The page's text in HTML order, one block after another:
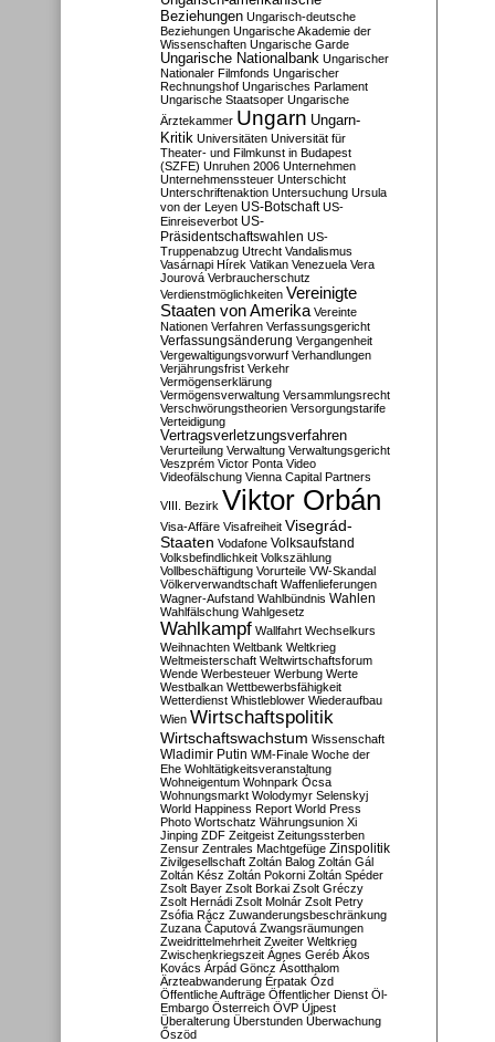
Beziehungen Ungarisch-deutsche
Beziehungen Ungarische Akademie der
Wissenschaften Ungarische Garde
Ungarische Nationalbank Ungarischer
Nationaler Filmfonds Ungarischer
Rechnungshof Ungarisches Parlament
Ungarische Staatsoper Ungarische
Ärztekammer Ungarn Ungarn-
Kritik Universitäten Universität für
Theater- und Filmkunst in Budapest
(SZFE) Unruhen 2006 Unternehmen
Unternehmenssteuer Unterschicht
Unterschriftenaktion Untersuchung Ursula
von der Leyen US-Botschaft US-
Einreiseverbot US-
Präsidentschaftswahlen US-
Truppenabzug Utrecht Vandalismus
Vasárnapi Hírek Vatikan Venezuela Vera
Jourová Verbraucherschutz
Verdienstmöglichkeiten Vereinigte
Staaten von Amerika Vereinte
Nationen Verfahren Verfassungsgericht
Verfassungsänderung Vergangenheit
Vergewaltigungsvorwurf Verhandlungen
Verjährungsfrist Verkehr
Vermögenserklärung
Vermögensverwaltung Versammlungsrecht
Verschwörungstheorien Versorgungstarife
Verteidigung
Vertragsverletzungsverfahren
Verurteilung Verwaltung Verwaltungsgericht
Veszprém Victor Ponta Video
Videofälschung Vienna Capital Partners
VIII. Bezirk Viktor Orbán
Visa-Affäre Visafreiheit Visegrád-
Staaten Vodafone Volksaufstand
Volksbefindlichkeit Volkszählung
Vollbeschäftigung Vorurteile VW-Skandal
Völkerverwandtschaft Waffenlieferungen
Wagner-Aufstand Wahlbündnis Wahlen
Wahlfälschung Wahlgesetz
Wahlkampf Wallfahrt Wechselkurs
Weihnachten Weltbank Weltkrieg
Weltmeisterschaft Weltwirtschaftsforum
Wende Werbesteuer Werbung Werte
Westbalkan Wettbewerbsfähigkeit
Wetterdienst Whistleblower Wiederaufbau
Wien Wirtschaftspolitik
Wirtschaftswachstum Wissenschaft
Wladimir Putin WM-Finale Woche der
Ehe Wohltätigkeitsveranstaltung
Wohneigentum Wohnpark Ócsa
Wohnungsmarkt Wolodymyr Selenskyj
World Happiness Report World Press
Photo Wortschatz Währungsunion Xi
Jinping ZDF Zeitgeist Zeitungssterben
Zensur Zentrales Machtgefüge Zinspolitik
Zivilgesellschaft Zoltán Balog Zoltán Gál
Zoltán Kész Zoltán Pokorni Zoltán Spéder
Zsolt Bayer Zsolt Borkai Zsolt Gréczy
Zsolt Hernádi Zsolt Molnár Zsolt Petry
Zsófia Rácz Zuwanderungsbeschränkung
Zuzana Čaputová Zwangsräumungen
Zweidrittelmehrheit Zweiter Weltkrieg
Zwischenkriegszeit Ágnes Geréb Ákos
Kovács Árpád Göncz Ásotthalom
Ärzteabwanderung Érpatak Ózd
Öffentliche Aufträge Öffentlicher Dienst Öl-
Embargo Österreich ÖVP Újpest
Überalterung Überstunden Überwachung
Őszöd